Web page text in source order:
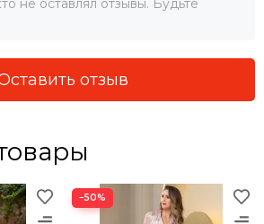
не оставлял отзывы. Будьте
отзыв
−50%